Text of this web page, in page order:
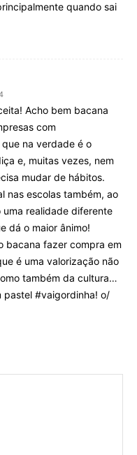
quando sai
Acho bem bacana
com
na verdade é o
e, muitas vezes, nem
mudar de hábitos.
nas escolas também, ao
uma realidade diferente
dá o maior ânimo!
bacana fazer compra em
é uma valorização não
também da cultura…
pastel #vaigordinha! o/